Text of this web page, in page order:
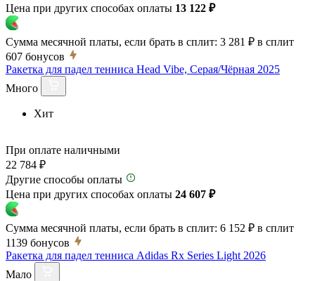
Цена при других способах оплаты 13 122 ₽
Сумма месячной платы, если брать в сплит: 3 281 ₽ в сплит
607 бонусов
Ракетка для падел тенниса Head Vibe, Серая/Чёрная 2025
Много
Хит
При оплате наличными
22 784 ₽
Другие способы оплаты
Цена при других способах оплаты 24 607 ₽
Сумма месячной платы, если брать в сплит: 6 152 ₽ в сплит
1139 бонусов
Ракетка для падел тенниса Adidas Rx Series Light 2026
Мало